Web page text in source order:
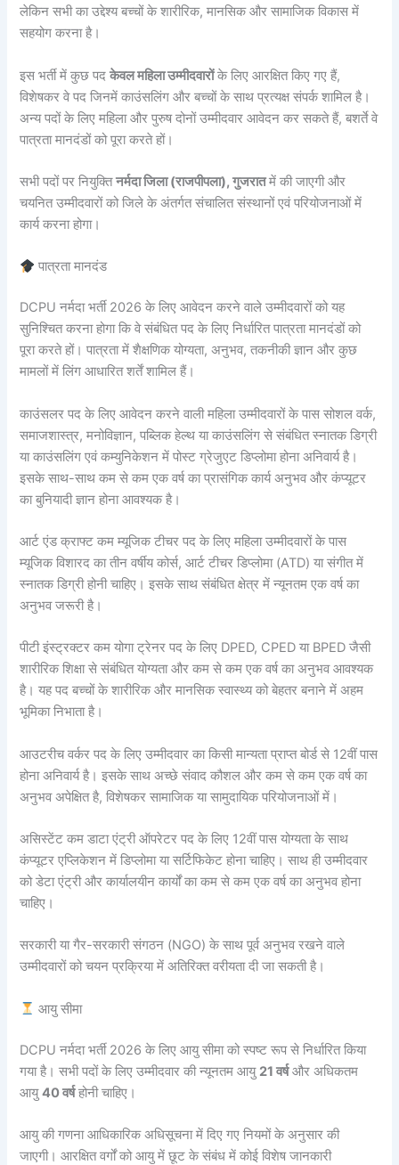
लेकिन सभी का उद्देश्य बच्चों के शारीरिक, मानसिक और सामाजिक विकास में
सहयोग करना है।
इस भर्ती में कुछ पदकेवल महिला उम्मीदवारोंके लिए आरक्षित किए गए हैं,
विशेषकर वे पद जिनमें काउंसलिंग और बच्चों के साथ प्रत्यक्ष संपर्क शामिल है।
अन्य पदों के लिए महिला और पुरुष दोनों उम्मीदवार आवेदन कर सकते हैं, बशर्ते वे
पात्रता मानदंडों को पूरा करते हों।
सभी पदों पर नियुक्तिनर्मदा जिला (राजपीपला), गुजरातमें की जाएगी और
चयनित उम्मीदवारों को जिले के अंतर्गत संचालित संस्थानों एवं परियोजनाओं में
कार्य करना होगा।
पात्रता मानदंड
DCPU नर्मदा भर्ती 2026 के लिए आवेदन करने वाले उम्मीदवारों को यह
सुनिश्चित करना होगा कि वे संबंधित पद के लिए निर्धारित पात्रता मानदंडों को
पूरा करते हों। पात्रता में शैक्षणिक योग्यता, अनुभव, तकनीकी ज्ञान और कुछ
मामलों में लिंग आधारित शर्तें शामिल हैं।
काउंसलर पद के लिए आवेदन करने वाली महिला उम्मीदवारों के पास सोशल वर्क,
समाजशास्त्र, मनोविज्ञान, पब्लिक हेल्थ या काउंसलिंग से संबंधित स्नातक डिग्री
या काउंसलिंग एवं कम्युनिकेशन में पोस्ट ग्रेजुएट डिप्लोमा होना अनिवार्य है।
इसके साथ-साथ कम से कम एक वर्ष का प्रासंगिक कार्य अनुभव और कंप्यूटर
का बुनियादी ज्ञान होना आवश्यक है।
आर्ट एंड क्राफ्ट कम म्यूजिक टीचर पद के लिए महिला उम्मीदवारों के पास
म्यूजिक विशारद का तीन वर्षीय कोर्स, आर्ट टीचर डिप्लोमा (ATD) या संगीत में
स्नातक डिग्री होनी चाहिए। इसके साथ संबंधित क्षेत्र में न्यूनतम एक वर्ष का
अनुभव जरूरी है।
पीटी इंस्ट्रक्टर कम योगा ट्रेनर पद के लिए DPED, CPED या BPED जैसी
शारीरिक शिक्षा से संबंधित योग्यता और कम से कम एक वर्ष का अनुभव आवश्यक
है। यह पद बच्चों के शारीरिक और मानसिक स्वास्थ्य को बेहतर बनाने में अहम
भूमिका निभाता है।
आउटरीच वर्कर पद के लिए उम्मीदवार का किसी मान्यता प्राप्त बोर्ड से 12वीं पास
होना अनिवार्य है। इसके साथ अच्छे संवाद कौशल और कम से कम एक वर्ष का
अनुभव अपेक्षित है, विशेषकर सामाजिक या सामुदायिक परियोजनाओं में।
असिस्टेंट कम डाटा एंट्री ऑपरेटर पद के लिए 12वीं पास योग्यता के साथ
कंप्यूटर एप्लिकेशन में डिप्लोमा या सर्टिफिकेट होना चाहिए। साथ ही उम्मीदवार
को डेटा एंट्री और कार्यालयीन कार्यों का कम से कम एक वर्ष का अनुभव होना
चाहिए।
सरकारी या गैर-सरकारी संगठन (NGO) के साथ पूर्व अनुभव रखने वाले
उम्मीदवारों को चयन प्रक्रिया में अतिरिक्त वरीयता दी जा सकती है।
आयु सीमा
DCPU नर्मदा भर्ती 2026 के लिए आयु सीमा को स्पष्ट रूप से निर्धारित किया
गया है। सभी पदों के लिए उम्मीदवार की न्यूनतम आयु 21 वर्षऔर अधिकतम
आयु40 वर्षहोनी चाहिए।
आयु की गणना आधिकारिक अधिसूचना में दिए गए नियमों के अनुसार की
जाएगी। आरक्षित वर्गों को आयु में छूट के संबंध में कोई विशेष जानकारी